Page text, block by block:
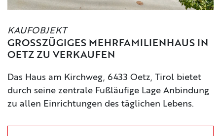
KAUFOBJEKT
GROSSZÜGIGES MEHRFAMILIENHAUS IN O
ETZ ZU VERKAUFEN
Das Haus am Kirchweg, 6433 Oetz, Tirol bietet
durch seine zentrale Fußläufige Lage Anbindung
zu allen Einrichtungen des täglichen Lebens.